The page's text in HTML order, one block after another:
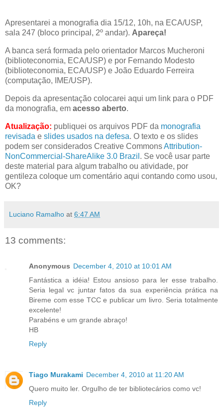
Apresentarei a monografia dia 15/12, 10h, na ECA/USP,
sala 247 (bloco principal, 2º andar). Apareça!
A banca será formada pelo orientador Marcos Mucheroni
(biblioteconomia, ECA/USP) e por Fernando Modesto
(biblioteconomia, ECA/USP) e João Eduardo Ferreira
(computação, IME/USP).
Depois da apresentação colocarei aqui um link para o PDF
da monografia, em acesso aberto.
Atualização: publiquei os arquivos PDF da monografia
revisada e slides usados na defesa. O texto e os slides
podem ser considerados Creative CommonsAttribution-
NonCommercial-ShareAlike 3.0 Brazil . Se você usar parte
deste material para algum trabalho ou atividade, por
gentileza coloque um comentário aqui contando como usou,
OK?
Luciano Ramalho at 6:47 AM
13 comments:
Anonymous December 4, 2010 at 10:01 AM
Fantástica a idéia! Estou ansioso para ler esse trabalho.
Seria legal vc juntar fatos da sua experiência prática na
Bireme com esse TCC e publicar um livro. Seria totalmente
excelente!
Parabéns e um grande abraço!
HB
Reply
Tiago Murakami December 4, 2010 at 11:20 AM
Quero muito ler. Orgulho de ter bibliotecários como vc!
Reply